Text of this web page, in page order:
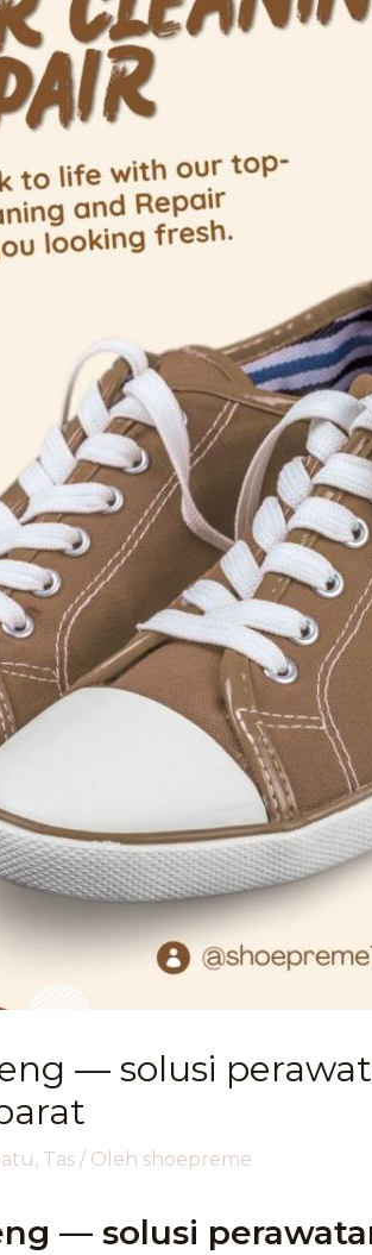
— solusi
, Tas/ Oleh shoepreme
— solusi